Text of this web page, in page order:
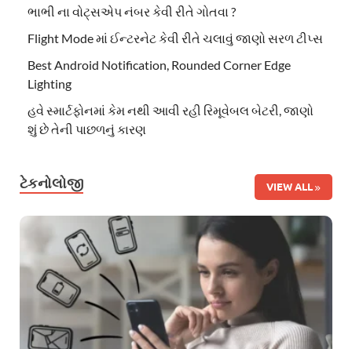
ભાભી ના વોટ્સએપ નંબર કેવી રીતે ગોતવા ?
Flight Mode માં ઈન્ટરનેટ કેવી રીતે ચલાવું જાણો સરળ ટીપ્સ
Best Android Notification, Rounded Corner Edge
Lighting
હવે સ્માર્ટફોનમાં કેમ નથી આવી રહી રિમૂવેબલ બેટરી, જાણો
શું છે તેની પાછળનું કારણ
ટેકનોલોજી VIEW ALL